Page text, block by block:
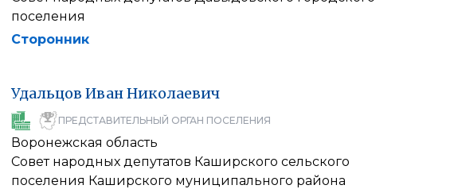
поселения
Сторонник
Удальцов ИванНиколаевич
ПРЕДСТАВИТЕЛЬНЫЙ ОРГАН ПОСЕЛЕНИЯ
Воронежская область
Совет народных депутатов Каширского сельского
поселения Каширского муниципального района